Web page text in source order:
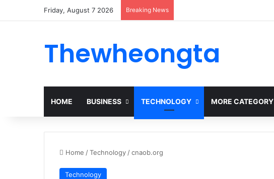
Friday, August 7 2026 Breaking News
Thewheongta
HOME BUSINESS TECHNOLOGY MORE CATEGORY
Home /Technology /cnaob.org
Technology